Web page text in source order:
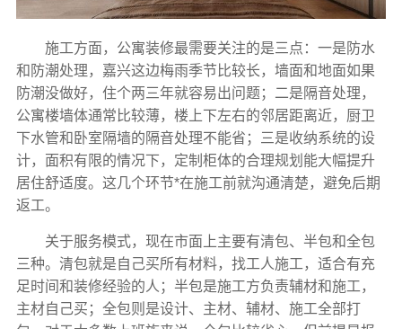
施工方面，公寓装修最需要关注的是三点：一是防水
和防潮处理，嘉兴这边梅雨季节比较长，墙面和地面如果
防潮没做好，住个两三年就容易出问题；二是隔音处理，
公寓楼墙体通常比较薄，楼上下左右的邻居距离近，厨卫
下水管和卧室隔墙的隔音处理不能省；三是收纳系统的设
计，面积有限的情况下，定制柜体的合理规划能大幅提升
居住舒适度。这几个环节*在施工前就沟通清楚，避免后期
返工。
关于服务模式，现在市面上主要有清包、半包和全包
三种。清包就是自己买所有材料，找工人施工，适合有充
足时间和装修经验的人；半包是施工方负责辅材和施工，
主材自己买；全包则是设计、主材、辅材、施工全部打